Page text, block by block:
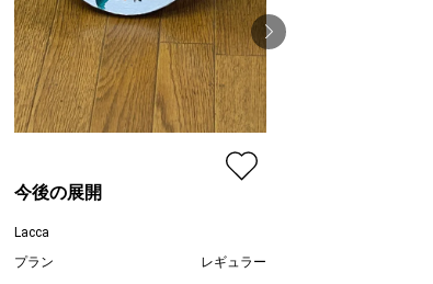
今後の展開
Lacca
プラン
レギュラー